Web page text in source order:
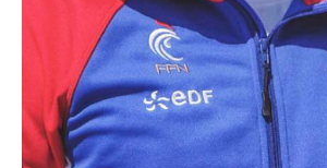
Ressources pédagogiques
Bourses aux bénévoles
Fiches Conseils
ACTUALITÉS